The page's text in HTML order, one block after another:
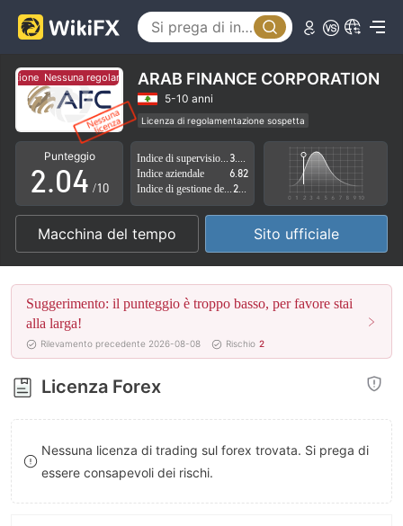
Nessuna regolamentazioneARAB FINANCE CORPORATION
5-10 anni
Licenza di regolamentazione sospetta
Ambito dell' attività sospetto
Alto rischio potenziale
Punteggio
0
1
2
3
4
5
6
7
8
9
.0
1
2
3
4
5
6
7
8
9
0
1
2
3
4
5
6
7
8
9
/10
Indice aziendale
6.82
Macchina del tempo Sito ufficiale
Suggerimento: il punteggio è troppo basso, per favore stai
alla larga!
Rilevamento precedente 2026-08-08 Rischio 2
Licenza Forex
Nessuna licenza di trading sul forex trovata. Si prega di
essere consapevoli dei rischi.